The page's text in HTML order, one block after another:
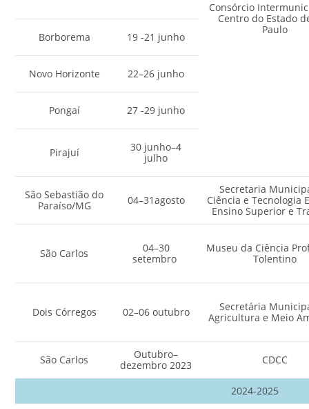
Consórcio
Centro do Estado
Paulo
Borborema 19 -21 junho
Novo Horizonte 22–26 junho
Pongaí 27 -29 junho
Pirajuí
30 junho–4
julho
São Sebastião do
Paraíso/MG
04–31agosto
Secretaria
Ciência e Tecnologia
Ensino Superior e
São Carlos
04–30
setembro
Museu da Ciência
Tolentino
Dois Córregos 02–06 outubro
Secretária
Agricultura e Meio
São Carlos
Outubro–
dezembro 2023
CDCC
2024-2025